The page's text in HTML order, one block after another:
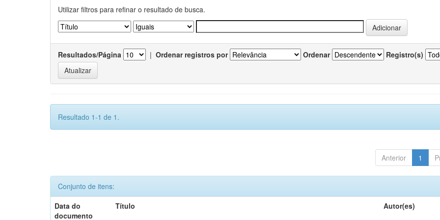
Utilizar filtros para refinar o resultado de busca.
Resultados/Página | Ordenar registros por Ordenar Registro(s)
Resultado 1-1 de 1.
Anterior 1
Conjunto de itens:
Data do
documento
Título Autor(es)